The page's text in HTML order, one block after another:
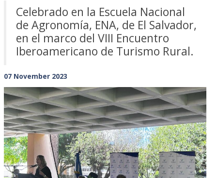
Celebrado en la Escuela Nacional
de Agronomía, ENA, de El Salvador,
en el marco del VIII Encuentro
Iberoamericano de Turismo Rural.
07 November 2023
Previous Next